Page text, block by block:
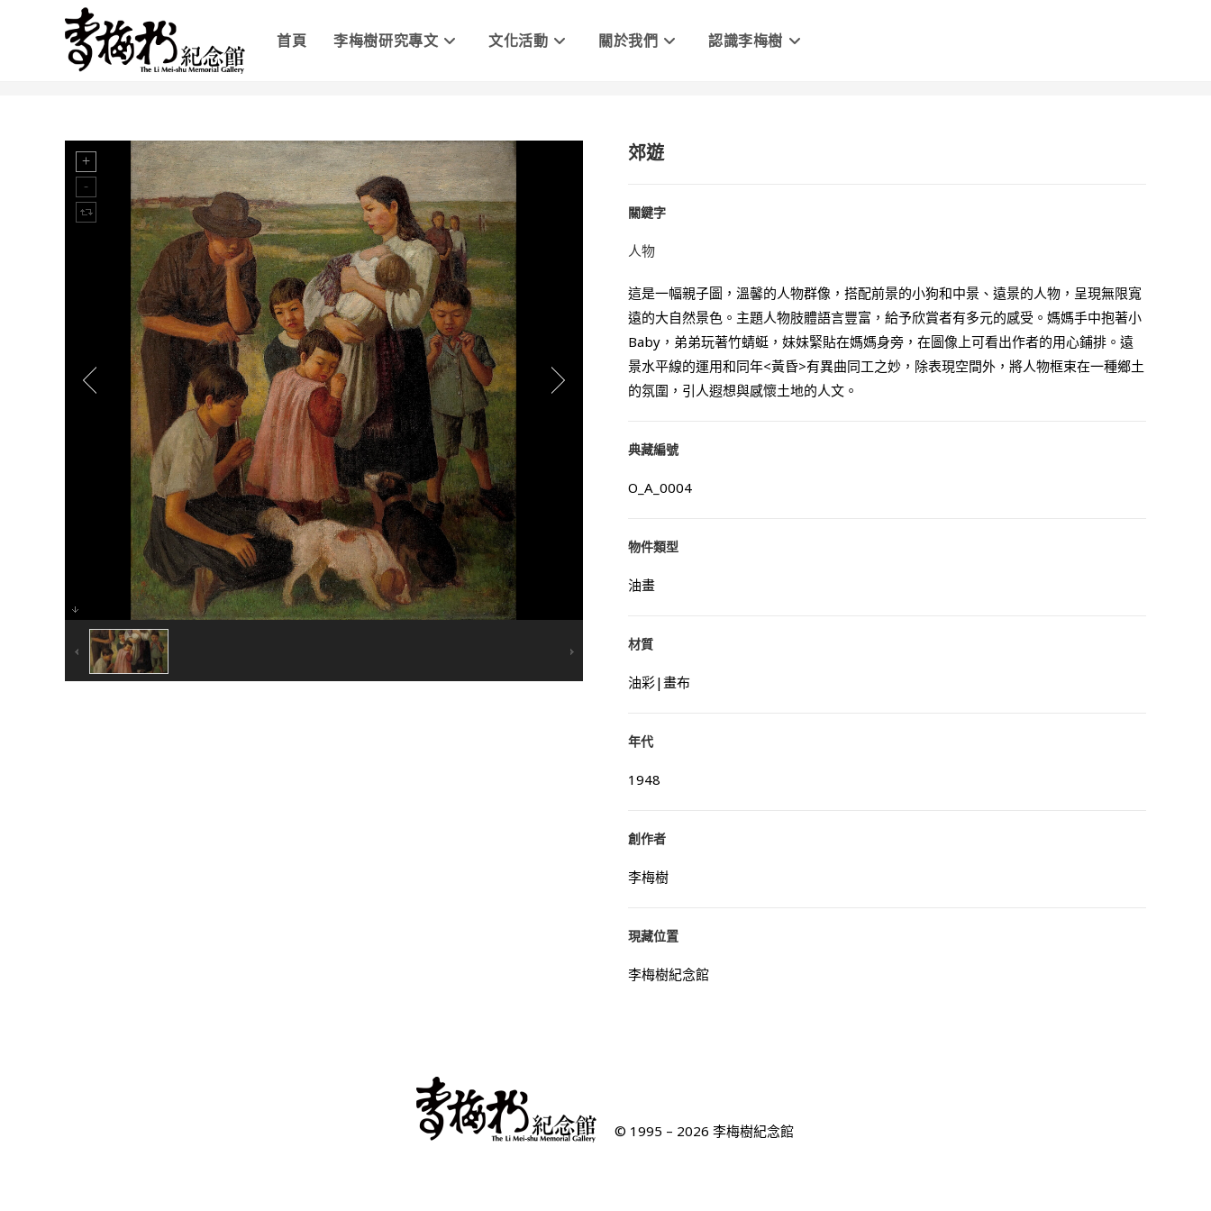
首頁 李梅樹研究專文 文化活動 關於我們 認識李梅樹
>
郊遊
關鍵字
人物
這是一幅親子圖，溫馨的人物群像，搭配前景的小狗和中景、遠景的人物，呈現無限寬
遠的大自然景色。主題人物肢體語言豐富，給予欣賞者有多元的感受。媽媽手中抱著小
Baby，弟弟玩著竹蜻蜓，妹妹緊貼在媽媽身旁，在圖像上可看出作者的用心鋪排。遠
景水平線的運用和同年<黃昏>有異曲同工之妙，除表現空間外，將人物框束在一種鄉土
的氛圍，引人遐想與感懷土地的人文。
典藏編號
O_A_0004
物件類型
油畫
材質
油彩|畫布
年代
1948
創作者
李梅樹
現藏位置
李梅樹紀念館
© 1995 – 2026 李梅樹紀念館